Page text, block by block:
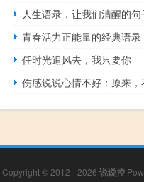
人生语录，让我们清醒的句
青春活力正能量的经典语录
任时光追风去，我只要你
伤感说说心情不好：原来
Copyright © 2012 - 2026 说说控